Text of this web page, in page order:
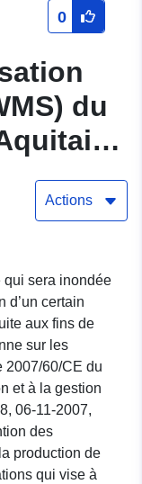
0
du
Actions
qui sera inondée
d’un certain
aux fins de
sur les
2007/60/CE du
et à la gestion
06-11-2007,
des
production de
qui vise à